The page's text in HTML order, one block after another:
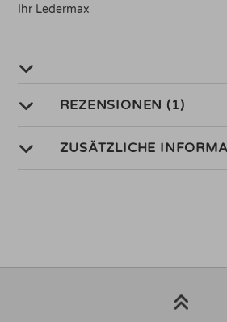
Ihr Ledermax
REZENSIONEN (1)
ZUSÄTZLICHE